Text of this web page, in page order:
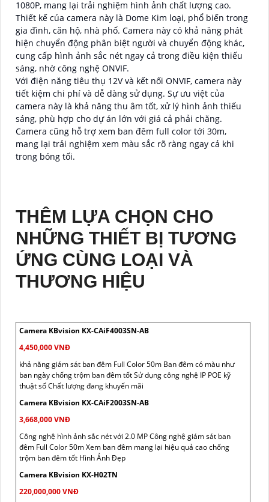
1080P, mang lại trải nghiệm hình ảnh chất lượng cao.
Thiết kế của camera này là Dome Kim loại, phổ biến trong
gia đình, căn hộ, nhà phố. Camera này có khả năng phát
hiện chuyển động phân biệt người và chuyển động khác,
cung cấp hình ảnh sắc nét ngay cả trong điều kiện thiếu
sáng, nhờ công nghệ ONVIF.
Với điện năng tiêu thụ 12V và kết nối ONVIF, camera này
tiết kiệm chi phí và dễ dàng sử dụng. Sự ưu việt của
camera này là khả năng thu âm tốt, xử lý hình ảnh thiếu
sáng, phù hợp cho dự án lớn với giá cả phải chăng.
Camera cũng hỗ trợ xem ban đêm full color tới 30m,
mang lại trải nghiệm xem màu sắc rõ ràng ngay cả khi
trong bóng tối.
THÊM LỰA CHỌN CHO
NHỮNG THIẾT BỊ TƯƠNG
ỨNG CÙNG LOẠI VÀ
THƯƠNG HIỆU
Camera KBvision KX-CAiF4003SN-AB
4,450,000 VNĐ
khả năng giám sát ban đêm Full Color 50m Ban đêm có màu như
ban ngày chống trộm ban đêm tốt Sử dụng công nghệ IP POE kỹ
thuật số Chất lượng đang khuyến mãi
Camera KBvision KX-CAiF2003SN-AB
3,668,000 VNĐ
Công nghệ hình ảnh sắc nét với 2.0 MP Công nghệ giám sát ban
đêm Full Color 50m Xem ban đêm mang lại hiệu quả cao chống
trộm ban đêm tốt Hình Ảnh Đẹp
Camera KBvision KX-H02TN
220,000,000 VNĐ